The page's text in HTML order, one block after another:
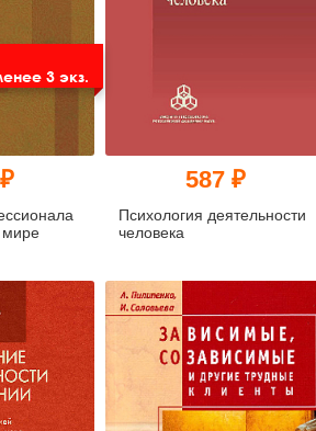
3 экз.
мире
587 ₽
Психология деятельности
человека